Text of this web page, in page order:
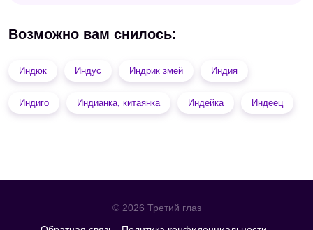
Возможно вам снилось:
Индюк Индус Индрик змей Индия
Индиго Индианка, китаянка Индейка Индеец
© 2026 Третий глаз